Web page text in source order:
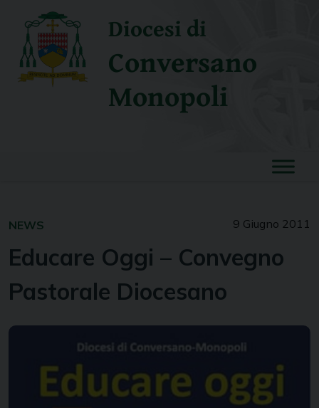
content
Diocesi di
Conversano
Monopoli
9 Giugno 2011
NEWS
Educare Oggi – Convegno
Pastorale Diocesano